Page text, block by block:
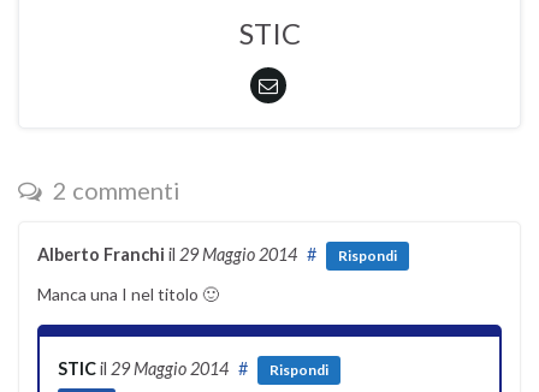
STIC
2 commenti
Alberto Franchi il 29 Maggio 2014 # Rispondi
Manca una I nel titolo 🙂
STICil 29 Maggio 2014 # Rispondi